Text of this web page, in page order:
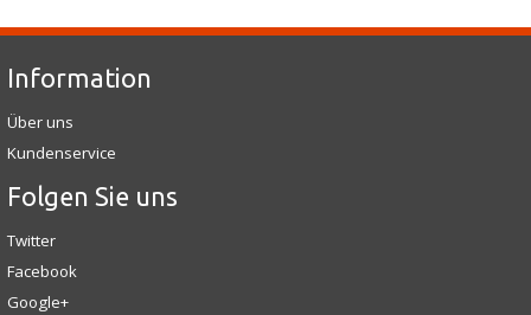
Information
Über uns
Kundenservice
Folgen Sie uns
Twitter
Facebook
Google+